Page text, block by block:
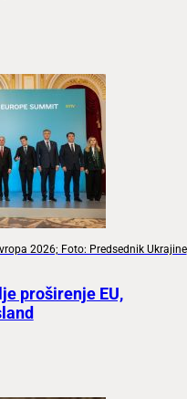
2026; Foto: Predsednik Ukrajine
proširenje EU,